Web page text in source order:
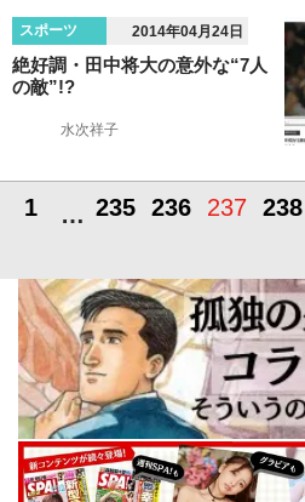
スポーツ 2014年04月24日
絶好調・田中将大の意外な“7人
の敵”!?
水次祥子
1 … 235 236 237 238